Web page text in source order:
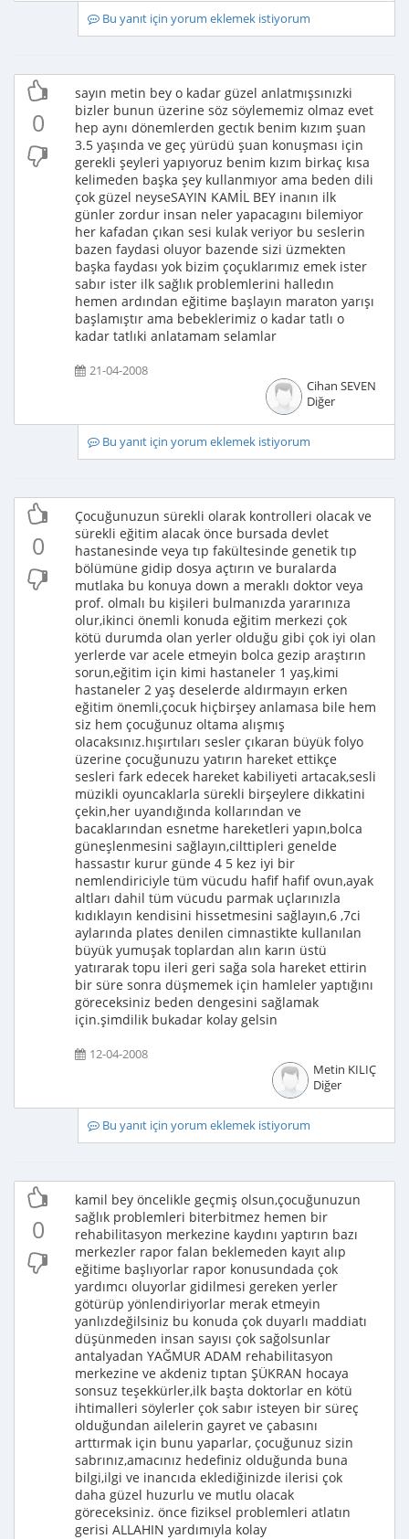
Bu yanıt için yorum eklemek istiyorum
0
sayın metin bey o kadar güzel anlatmışsınızki
bizler bunun üzerine söz söylememiz olmaz evet
hep aynı dönemlerden gectık benim kızım şuan
3.5 yaşında ve geç yürüdü şuan konuşması için
gerekli şeyleri yapıyoruz benim kızım birkaç kısa
kelimeden başka şey kullanmıyor ama beden dili
çok güzel neyseSAYIN KAMİL BEY inanın ilk
günler zordur insan neler yapacagını bilemiyor
her kafadan çıkan sesi kulak veriyor bu seslerin
bazen faydasi oluyor bazende sizi üzmekten
başka faydası yok bizim çoçuklarımız emek ister
sabır ister ilk sağlık problemlerini halledın
hemen ardından eğitime başlayın maraton yarışı
başlamıştır ama bebeklerimiz o kadar tatlı o
kadar tatlıki anlatamam selamlar
21-04-2008
Cihan SEVEN
Diğer
Bu yanıt için yorum eklemek istiyorum
0
Çocuğunuzun sürekli olarak kontrolleri olacak ve
sürekli eğitim alacak önce bursada devlet
hastanesinde veya tıp fakültesinde genetik tıp
bölümüne gidip dosya açtırın ve buralarda
mutlaka bu konuya down a meraklı doktor veya
prof. olmalı bu kişileri bulmanızda yararınıza
olur,ikinci önemli konuda eğitim merkezi çok
kötü durumda olan yerler olduğu gibi çok iyi olan
yerlerde var acele etmeyin bolca gezip araştırın
sorun,eğitim için kimi hastaneler 1 yaş,kimi
hastaneler 2 yaş deselerde aldırmayın erken
eğitim önemli,çocuk hiçbirşey anlamasa bile hem
siz hem çocuğunuz oltama alışmış
olacaksınız.hışırtıları sesler çıkaran büyük folyo
üzerine çocuğunuzu yatırın hareket ettikçe
sesleri fark edecek hareket kabiliyeti artacak,sesli
müzikli oyuncaklarla sürekli birşeylere dikkatini
çekin,her uyandığında kollarından ve
bacaklarından esnetme hareketleri yapın,bolca
güneşlenmesini sağlayın,cilttipleri genelde
hassastır kurur günde 4 5 kez iyi bir
nemlendiriciyle tüm vücudu hafif hafif ovun,ayak
altları dahil tüm vücudu parmak uçlarınızla
kıdıklayın kendisini hissetmesini sağlayın,6 ,7ci
aylarında plates denilen cimnastikte kullanılan
büyük yumuşak toplardan alın karın üstü
yatırarak topu ileri geri sağa sola hareket ettirin
bir süre sonra düşmemek için hamleler yaptığını
göreceksiniz beden dengesini sağlamak
için.şimdilik bukadar kolay gelsin
12-04-2008
Metin KILIÇ
Diğer
Bu yanıt için yorum eklemek istiyorum
0
kamil bey öncelikle geçmiş olsun,çocuğunuzun
sağlık problemleri biterbitmez hemen bir
rehabilitasyon merkezine kaydını yaptırın bazı
merkezler rapor falan beklemeden kayıt alıp
eğitime başlıyorlar rapor konusundada çok
yardımcı oluyorlar gidilmesi gereken yerler
götürüp yönlendiriyorlar merak etmeyin
yanlızdeğilsiniz bu konuda çok duyarlı maddiatı
düşünmeden insan sayısı çok sağolsunlar
antalyadan YAĞMUR ADAM rehabilitasyon
merkezine ve akdeniz tıptan ŞÜKRAN hocaya
sonsuz teşekkürler,ilk başta doktorlar en kötü
ihtimalleri söylerler çok sabır isteyen bir süreç
olduğundan ailelerin gayret ve çabasını
arttırmak için bunu yaparlar, çocuğunuz sizin
sabrınız,amacınız hedefiniz olduğunda buna
bilgi,ilgi ve inancıda eklediğinizde ilerisi çok
daha güzel huzurlu ve mutlu olacak
göreceksiniz. önce fiziksel problemleri atlatın
gerisi ALLAHIN yardımıyla kolay